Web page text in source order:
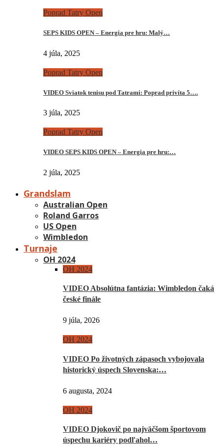
Poprad Tatry Open
SEPS KIDS OPEN – Energia pre hru: Malý…
4 júla, 2025
Poprad Tatry Open
VIDEO Sviatok tenisu pod Tatrami: Poprad privíta 5….
3 júla, 2025
Poprad Tatry Open
VIDEO SEPS KIDS OPEN – Energia pre hru:…
2 júla, 2025
Grandslam
Australian Open
Roland Garros
US Open
Wimbledon
Turnaje
OH 2024
OH 2024
VIDEO Absolútna fantázia: Wimbledon čaká
české finále
9 júla, 2026
OH 2024
VIDEO Po životných zápasoch vybojovala
historický úspech Slovenska:…
6 augusta, 2024
OH 2024
VIDEO Djokovič po najväčšom športovom
úspechu kariéry podľahol…